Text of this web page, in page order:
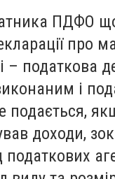
ПДФО
про
– податкова
і
подається,
доходи,